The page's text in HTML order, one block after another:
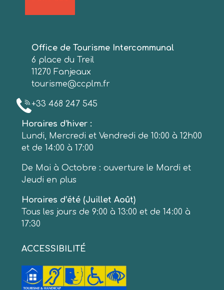
Office de Tourisme Intercommunal
6 place du Treil
11270 Fanjeaux
tourisme@ccplm.fr
+33 468 247 545
Horaires d’hiver :
Lundi, Mercredi et Vendredi de 10:00 à 12h00
et de 14:00 à 17:00
De Mai à Octobre : ouverture le Mardi et
Jeudi en plus
Horaires d’été (Juillet Août)
Tous les jours de 9:00 à 13:00 et de 14:00 à
17:30
ACCESSIBILITÉ